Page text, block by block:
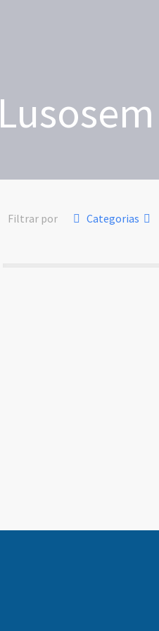
Lusosem
Filtrar por Categorias